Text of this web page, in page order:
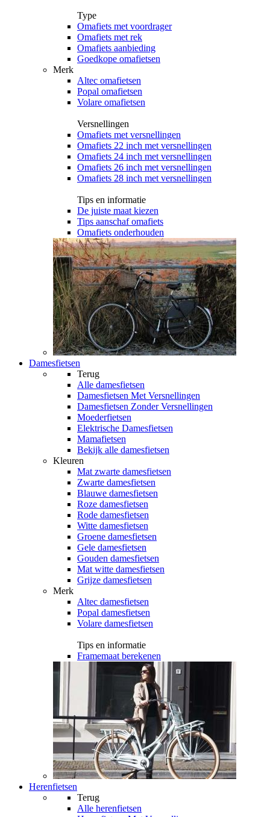
Type
Omafiets met voordrager
Omafiets met rek
Omafiets aanbieding
Goedkope omafietsen
Merk
Altec omafietsen
Popal omafietsen
Volare omafietsen
Versnellingen
Omafiets met versnellingen
Omafiets 22 inch met versnellingen
Omafiets 24 inch met versnellingen
Omafiets 26 inch met versnellingen
Omafiets 28 inch met versnellingen
Tips en informatie
De juiste maat kiezen
Tips aanschaf omafiets
Omafiets onderhouden
Damesfietsen
Terug
Alle damesfietsen
Damesfietsen Met Versnellingen
Damesfietsen Zonder Versnellingen
Moederfietsen
Elektrische Damesfietsen
Mamafietsen
Bekijk alle damesfietsen
Kleuren
Mat zwarte damesfietsen
Zwarte damesfietsen
Blauwe damesfietsen
Roze damesfietsen
Rode damesfietsen
Witte damesfietsen
Groene damesfietsen
Gele damesfietsen
Gouden damesfietsen
Mat witte damesfietsen
Grijze damesfietsen
Merk
Altec damesfietsen
Popal damesfietsen
Volare damesfietsen
Tips en informatie
Framemaat berekenen
Herenfietsen
Terug
Alle herenfietsen